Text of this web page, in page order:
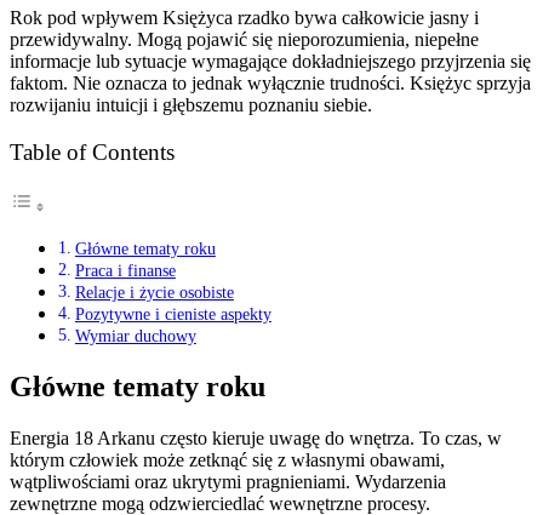
Rok pod wpływem Księżyca rzadko bywa całkowicie jasny i
przewidywalny. Mogą pojawić się nieporozumienia, niepełne
informacje lub sytuacje wymagające dokładniejszego przyjrzenia się
faktom. Nie oznacza to jednak wyłącznie trudności. Księżyc sprzyja
rozwijaniu intuicji i głębszemu poznaniu siebie.
Table of Contents
Główne tematy roku
Praca i finanse
Relacje i życie osobiste
Pozytywne i cieniste aspekty
Wymiar duchowy
Główne tematy roku
Energia 18 Arkanu często kieruje uwagę do wnętrza. To czas, w
którym człowiek może zetknąć się z własnymi obawami,
wątpliwościami oraz ukrytymi pragnieniami. Wydarzenia
zewnętrzne mogą odzwierciedlać wewnętrzne procesy.